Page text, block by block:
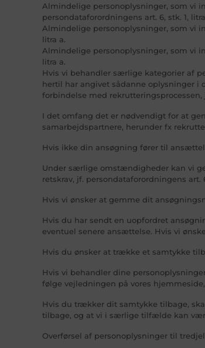
Almindelige personoplysninger, som vi
persondataforordningens art. 6, stk. 1,
Almindelige personoplysninger, som vi
litra a.
Almindelige personoplysninger, som vi
litra a.
Hvis vi behandler særlige kategorier af
hertil har angivet sådanne oplysninger
forbindelse med rekrutteringsprocessen,
I det omfang det er nødvendigt for at
samarbejdspartnere, herunder fx
Hvis ikke din ansøgning fører til
Under særlige omstændigheder kan vi
retskrav, jf. persondataforordningens art.
Hvis vi ønsker at gemme dit
Hvis du har sendt en uopfordret
eventuel senere ansættelse. Hvis vi
Hvis du ønsker at trække et samtykke
Hvis vi behandler dine
følge vejledningen på vores
Hvis du trækker dit samtykke tilbage,
tilbage, og at vi i særlige tilfælde kan
Overførsel af personoplysninger til